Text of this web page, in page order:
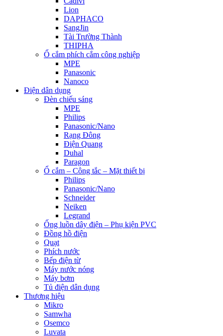
Lion
DAPHACO
SangJin
Tài Trường Thành
THIPHA
Ổ cắm phích cắm công nghiệp
MPE
Panasonic
Nanoco
Điện dân dụng
Đèn chiếu sáng
MPE
Philips
Panasonic/Nano
Rạng Đông
Điện Quang
Duhal
Paragon
Ổ cắm – Công tắc – Mặt thiết bị
Philips
Panasonic/Nano
Schneider
Neiken
Legrand
Ống luồn dây điện – Phụ kiện PVC
Đồng hồ điện
Quạt
Phích nước
Bếp điện từ
Máy nước nóng
Máy bơm
Tủ điện dân dụng
Thương hiệu
Mikro
Samwha
Osemco
Luvata